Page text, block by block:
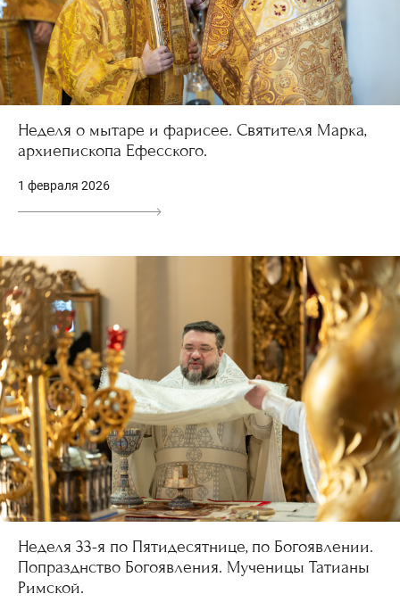
Неделя о мытаре и фарисее. Святителя Марка,
архиепископа Ефесского.
1 февраля 2026
Неделя 33-я по Пятидесятнице, по Богоявлении.
Попразднство Богоявления. Мученицы Татианы
Римской.